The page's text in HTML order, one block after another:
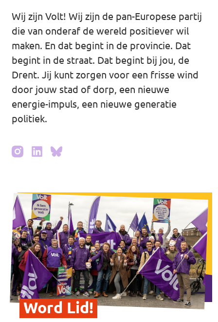
Agenda
Vacatures
Wij zijn Volt! Wij zijn de pan-Europese partij
die van onderaf de wereld positiever wil
maken. En dat begint in de provincie. Dat
begint in de straat. Dat begint bij jou, de
Drent. Jij kunt zorgen voor een frisse wind
door jouw stad of dorp, een nieuwe
energie-impuls, een nieuwe generatie
politiek.
Word Lid!